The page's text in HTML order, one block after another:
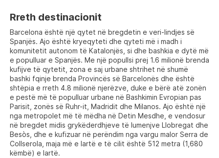
Rreth destinacionit
Barcelona është një qytet në bregdetin e veri-lindjes së
Spanjës. Ajo është kryeqyteti dhe qyteti më i madh i
komunitetit autonom të Katalonjës, si dhe bashkia e dytë më
e populluar e Spanjës. Me një popullsi prej 1.6 milionë brenda
kufijve të qytetit, zona e saj urbane shtrihet në shumë
bashki fqinje brenda Provincës së Barcelonës dhe është
shtëpia e rreth 4.8 milionë njerëzve, duke e bërë atë zonën
e pestë më të populluar urbane në Bashkimin Evropian pas
Parisit, zonës së Ruhr-it, Madridit dhe Milanos. Ajo është një
nga metropolet më të mëdha në Detin Mesdhe, e vendosur
në bregdet midis grykëderdhjeve të lumenjve Llobregat dhe
Besòs, dhe e kufizuar në perëndim nga vargu malor Serra de
Collserola, maja më e lartë e të cilit është 512 metra (1,680
këmbë) e lartë.